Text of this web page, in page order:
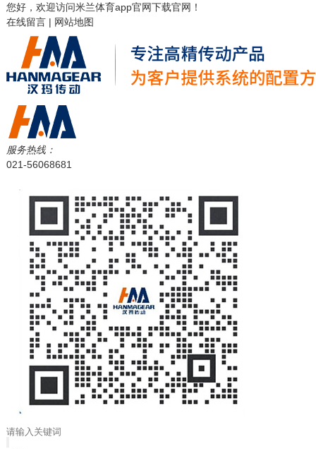
您好，欢迎访问米兰体育app官网下载官网！
在线留言| 网站地图
服务热线：
021-56068681